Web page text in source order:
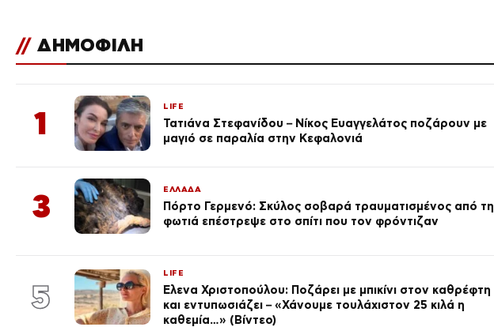
// ΔΗΜΟΦΙΛΗ
1 LIFE
Τατιάνα Στεφανίδου – Νίκος Ευαγγελάτος ποζάρουν με
μαγιό σε παραλία στην Κεφαλονιά
3 ΕΛΛΑΔΑ
Πόρτο Γερμενό: Σκύλος σοβαρά τραυματισμένος από τη
φωτιά επέστρεψε στο σπίτι που τον φρόντιζαν
5
LIFE
Έλενα Χριστοπούλου: Ποζάρει με μπικίνι στον καθρέφτη
και εντυπωσιάζει – «Χάνουμε τουλάχιστον 25 κιλά η
καθεμία…» (Βίντεο)